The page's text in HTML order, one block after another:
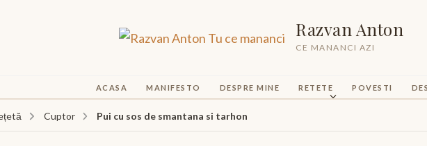
Razvan Anton
CE MANANCI AZI
ACASA MANIFESTO DESPRE MINE RETETE POVESTI
Cuptor Pui cu sos de smantana si tarhon